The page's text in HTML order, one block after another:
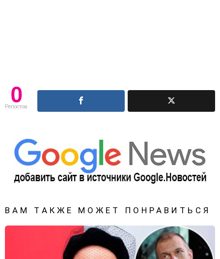
0
Репостов
ВАМ ТАКЖЕ МОЖЕТ ПОНРАВИТЬСЯ